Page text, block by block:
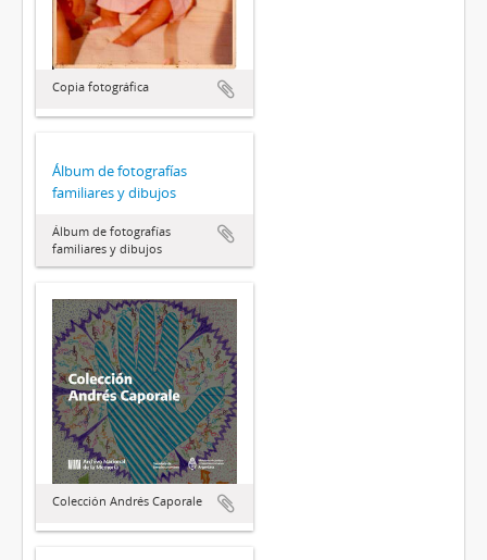
Copia fotográfica
Álbum de fotografías
familiares y dibujos
Álbum de fotografías
familiares y dibujos
Colección Andrés Caporale